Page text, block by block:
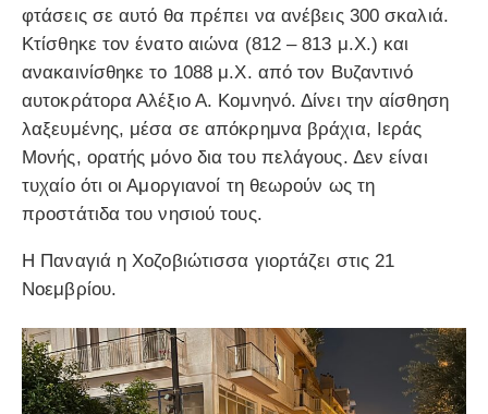
φτάσεις σε αυτό θα πρέπει να ανέβεις 300 σκαλιά.
Κτίσθηκε τον ένατο αιώνα (812 – 813 μ.Χ.) και
ανακαινίσθηκε το 1088 μ.Χ. από τον Βυζαντινό
αυτοκράτορα Αλέξιο Α. Κομνηνό. Δίνει την αίσθηση
λαξευμένης, μέσα σε απόκρημνα βράχια, Ιεράς
Μονής, ορατής μόνο δια του πελάγους. Δεν είναι
τυχαίο ότι οι Αμοργιανοί τη θεωρούν ως τη
προστάτιδα του νησιού τους.
Η Παναγιά η Χοζοβιώτισσα γιορτάζει στις 21
Νοεμβρίου.